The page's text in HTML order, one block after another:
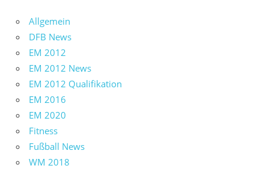
Allgemein
DFB News
EM 2012
EM 2012 News
EM 2012 Qualifikation
EM 2016
EM 2020
Fitness
Fußball News
WM 2018